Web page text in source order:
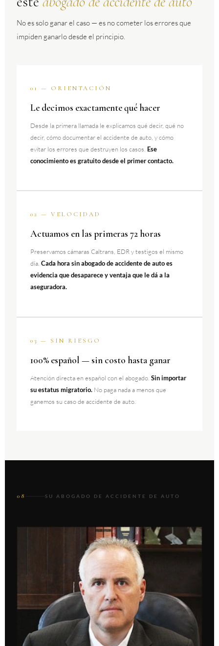
No es solo ganar el caso — es no cometer los errores que
impiden ganarlo desde el principio.
01 — ORIENTACIÓN
Le decimos exactamente qué hacer
Desde la primera llamada le explicamos qué decir, qué no
decir, cómo documentar el accidente de auto, y cómo
evitar los errores que destruyen los casos. Ese
conocimiento es gratuito desde el primer contacto.
02 — VELOCIDAD
Actuamos en las primeras 72 horas
Preservamos cámaras Caltrans, EDR y testigos el mismo
día. Cada hora sin abogado de accidente de auto es
evidencia que desaparece y ventaja que le dá a la
aseguradora.
03 — SIN RIESGO
100% español — sin costo hasta ganar
Atención directa en español con el abogado. Sin importar
su estatus migratorio. No paga nada a menos que
ganemos su caso de accidente de auto.
08 SU ABOGADO DE ACCIDENTE DE AUTO